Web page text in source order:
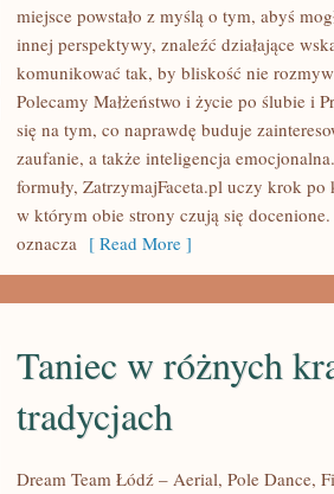
RANDKI
RELACJE
ROZWÓJ
miejsce powstało z myślą o tym, abyś
innej perspektywy, znaleźć działające
komunikować tak, by bliskość nie
Polecamy Małżeństwo i życie po ślubie i
się na tym, co naprawdę buduje
zaufanie, a także inteligencja
formuły, ZatrzymajFaceta.pl uczy krok
w którym obie strony czują się
oznacza [ Read More ]
Taniec w różnych
tradycjach
Dream Team Łódź – Aerial, Pole Dance,